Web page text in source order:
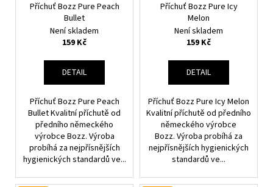
Příchuť Bozz Pure Peach
Bullet
Není skladem
159 Kč
DETAIL
Příchuť Bozz Pure Peach
Bullet Kvalitní příchutě od
předního německého
výrobce Bozz. Výroba
probíhá za nejpřísnějších
hygienických standardů ve...
Příchuť Bozz Pure Icy
Melon
Není skladem
159 Kč
DETAIL
Příchuť Bozz Pure Icy Melon
Kvalitní příchutě od předního
německého výrobce
Bozz. Výroba probíhá za
nejpřísnějších hygienických
standardů ve...
DEKANG
DESERT
SHIP
10ML